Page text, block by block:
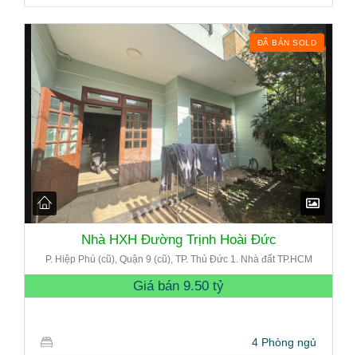
ĐÃ BÁN SOLD
Nhà HXH Đường Trịnh Hoài Đức
P. Hiệp Phú (cũ), Quận 9 (cũ), TP. Thủ Đức 1. Nhà đất TP.HCM
Giá bán 9.50 tỷ
4 Phòng ngủ